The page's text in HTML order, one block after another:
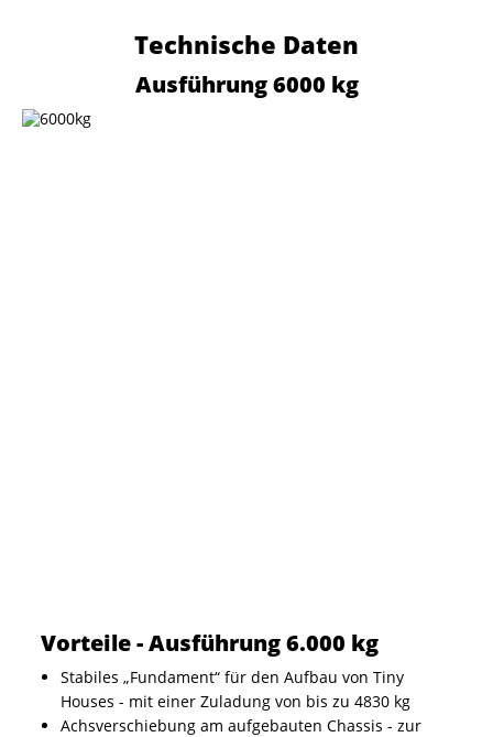
Technische Daten
Ausführung 6000 kg
Vorteile - Ausführung 6.000 kg
Stabiles „Fundament“ für den Aufbau von Tiny
Houses - mit einer Zuladung von bis zu 4830 kg
Achsverschiebung am aufgebauten Chassis - zur